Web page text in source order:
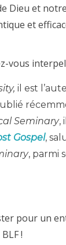
Dieu et
et
vous
il est
Seminary,
Gospel,
, parmi
pour un
!